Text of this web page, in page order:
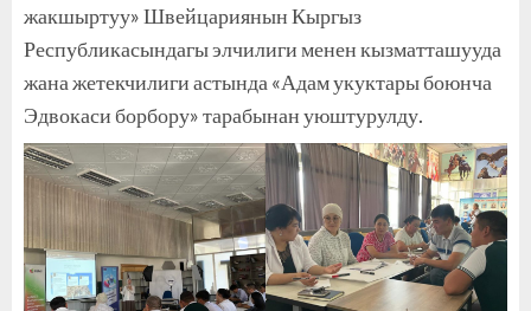
жакшыртуу» Швейцариянын Кыргыз
Республикасындагы элчилиги менен кызматташууда
жана жетекчилиги астында «Адам укуктары боюнча
Эдвокаси борбору» тарабынан уюштурулду.